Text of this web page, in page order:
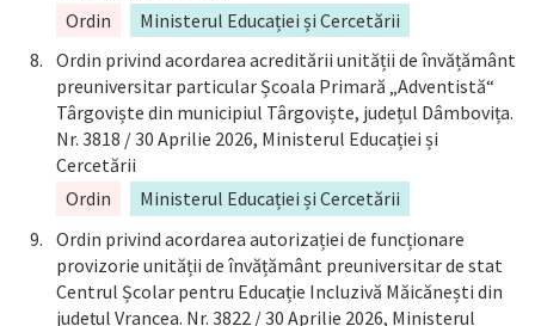
Ordin
Ministerul Educației și Cercetării
Ordin privind acordarea acreditării unității de învățământ
preuniversitar particular Școala Primară „Adventistă“
Târgoviște din municipiul Târgoviște, județul Dâmbovița.
Nr. 3818 / 30 Aprilie 2026, Ministerul Educației și
Cercetării
Ordin
Ministerul Educației și Cercetării
Ordin privind acordarea autorizației de funcționare
provizorie unității de învățământ preuniversitar de stat
Centrul Școlar pentru Educație Incluzivă Măicănești din
județul Vrancea. Nr. 3822 / 30 Aprilie 2026, Ministerul